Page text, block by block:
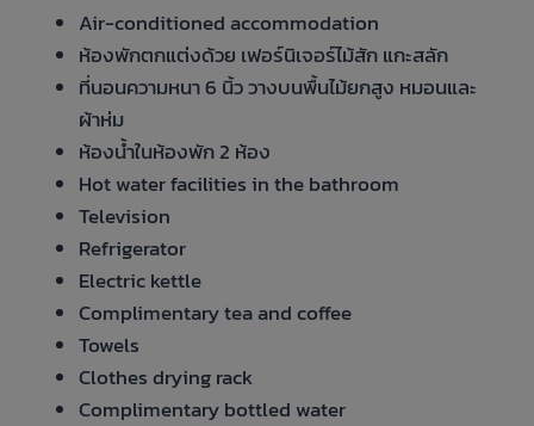
Air-conditioned accommodation
ห้องพักตกแต่งด้วย เฟอร์นิเจอร์ไม้สัก แกะสลัก
ที่นอนความหนา 6 นิ้ว วางบนพื้นไม้ยกสูง หมอนและ
ผ้าห่ม
ห้องน้ำในห้องพัก 2 ห้อง
Hot water facilities in the bathroom
Television
Refrigerator
Electric kettle
Complimentary tea and coffee
Towels
Clothes drying rack
Complimentary bottled water